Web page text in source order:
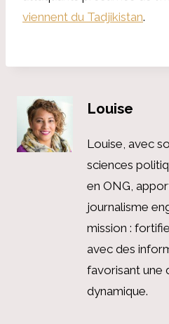
viennent du Tadjikistan.
Louise
Louise, avec
sciences
en ONG,
journalisme
mission :
avec des
favorisant une
dynamique.